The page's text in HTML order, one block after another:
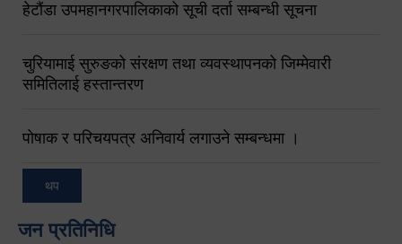
हेटौंडा उपमहानगरपालिकाको सूची दर्ता सम्बन्धी सूचना
चुरियामाई सुरुङको संरक्षण तथा व्यवस्थापनको जिम्मेवारी
समितिलाई हस्तान्तरण
पोषाक र परिचयपत्र अनिवार्य लगाउने सम्बन्धमा ।
थप
जन प्रतिनिधि